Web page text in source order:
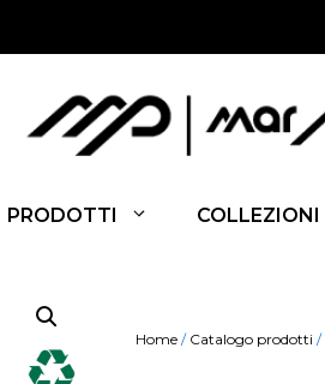
PRODOTTI COLLEZIONI
Home / Catalogo prodotti /